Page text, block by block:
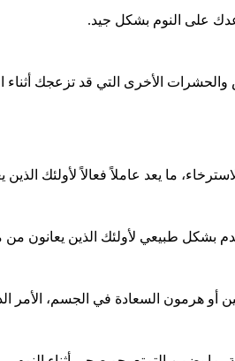
على النوم بشكل جيد.
الأخرى التي قد تزعجك أثناء
ما يعد عاملاً فعالاً لأولئك
طبيعي لأولئك الذين يعانون من
أو هرمون السعادة في الجسم،